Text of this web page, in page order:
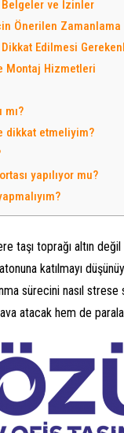
Belgeler ve İzinler
Önerilen Zamanlama
Edilmesi
Montaj Hizmetleri
mı?
dikkat etmeliyim?
yapılıyor mu?
taşı toprağı altın
katılmayı
sürecini nasıl
atacak hem de